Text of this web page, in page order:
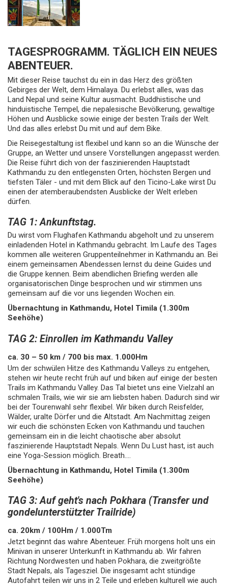
TAGESPROGRAMM. TÄGLICH EIN NEUES
ABENTEUER.
Mit dieser Reise tauchst du ein in das Herz des größten
Gebirges der Welt, dem Himalaya. Du erlebst alles, was das
Land Nepal und seine Kultur ausmacht. Buddhistische und
hinduistische Tempel, die nepalesische Bevölkerung, gewaltige
Höhen und Ausblicke sowie einige der besten Trails der Welt.
Und das alles erlebst Du mit und auf dem Bike.
Die Reisegestaltung ist flexibel und kann so an die Wünsche der
Gruppe, an Wetter und unsere Vorstellungen angepasst werden.
Die Reise führt dich von der faszinierenden Hauptstadt
Kathmandu zu den entlegensten Orten, höchsten Bergen und
tiefsten Täler - und mit dem Blick auf den Ticino-Lake wirst Du
einen der atemberaubendsten Ausblicke der Welt erleben
dürfen.
TAG 1: Ankunftstag.
Du wirst vom Flughafen Kathmandu abgeholt und zu unserem
einladenden Hotel in Kathmandu gebracht. Im Laufe des Tages
kommen alle weiteren Gruppenteilnehmer in Kathmandu an. Bei
einem gemeinsamen Abendessen lernst du deine Guides und
die Gruppe kennen. Beim abendlichen Briefing werden alle
organisatorischen Dinge besprochen und wir stimmen uns
gemeinsam auf die vor uns liegenden Wochen ein.
Übernachtung in Kathmandu, Hotel Timila (1.300m
Seehöhe)
TAG 2: Einrollen im Kathmandu Valley
ca. 30 – 50 km / 700 bis max. 1.000Hm
Um der schwülen Hitze des Kathmandu Valleys zu entgehen,
stehen wir heute recht früh auf und biken auf einige der besten
Trails im Kathmandu Valley. Das Tal bietet uns eine Vielzahl an
schmalen Trails, wie wir sie am liebsten haben. Dadurch sind wir
bei der Tourenwahl sehr flexibel. Wir biken durch Reisfelder,
Wälder, uralte Dörfer und die Altstadt. Am Nachmittag zeigen
wir euch die schönsten Ecken von Kathmandu und tauchen
gemeinsam ein in die leicht chaotische aber absolut
faszinierende Hauptstadt Nepals. Wenn Du Lust hast, ist auch
eine Yoga-Session möglich. Breath....
Übernachtung in Kathmandu, Hotel Timila (1.300m
Seehöhe)
TAG 3: Auf geht's nach Pokhara (Transfer und
gondelunterstützter Trailride)
ca. 20km / 100Hm / 1.000Tm
Jetzt beginnt das wahre Abenteuer. Früh morgens holt uns ein
Minivan in unserer Unterkunft in Kathmandu ab. Wir fahren
Richtung Nordwesten und haben Pokhara, die zweitgrößte
Stadt Nepals, als Tagesziel. Die insgesamt acht stündige
Autofahrt teilen wir uns in 2 Teile und erleben kulturell wie auch